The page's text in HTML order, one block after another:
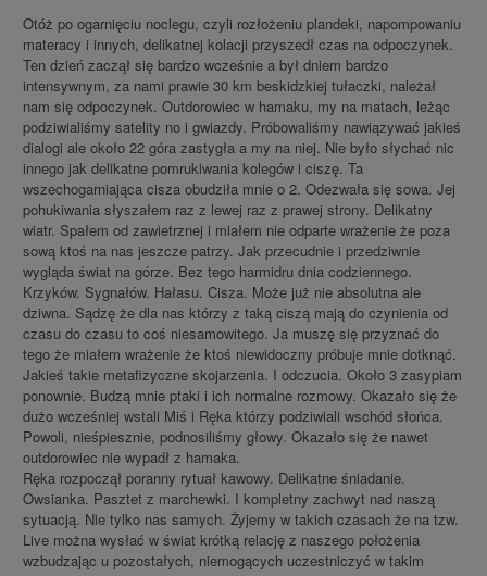
Otóż po ogarnięciu noclegu, czyli rozłożeniu plandeki, napompowaniu
materacy i innych, delikatnej kolacji przyszedł czas na odpoczynek.
Ten dzień zaczął się bardzo wcześnie a był dniem bardzo
intensywnym, za nami prawie 30 km beskidzkiej tułaczki, należał
nam się odpoczynek. Outdorowiec w hamaku, my na matach, leżąc
podziwialiśmy satelity no i gwiazdy. Próbowaliśmy nawiązywać jakieś
dialogi ale około 22 góra zastygła a my na niej. Nie było słychać nic
innego jak delikatne pomrukiwania kolegów i ciszę. Ta
wszechogarniająca cisza obudziła mnie o 2. Odezwała się sowa. Jej
pohukiwania słyszałem raz z lewej raz z prawej strony. Delikatny
wiatr. Spałem od zawietrznej i miałem nie odparte wrażenie że poza
sową ktoś na nas jeszcze patrzy. Jak przecudnie i przedziwnie
wygląda świat na górze. Bez tego harmidru dnia codziennego.
Krzyków. Sygnałów. Hałasu. Cisza. Może już nie absolutna ale
dziwna. Sądzę że dla nas którzy z taką ciszą mają do czynienia od
czasu do czasu to coś niesamowitego. Ja muszę się przyznać do
tego że miałem wrażenie że ktoś niewidoczny próbuje mnie dotknąć.
Jakieś takie metafizyczne skojarzenia. I odczucia. Około 3 zasypiam
ponownie. Budzą mnie ptaki i ich normalne rozmowy. Okazało się że
dużo wcześniej wstali Miś i Ręka którzy podziwiali wschód słońca.
Powoli, nieśpiesznie, podnosiliśmy głowy. Okazało się że nawet
outdorowiec nie wypadł z hamaka.
Ręka rozpoczął poranny rytuał kawowy. Delikatne śniadanie.
Owsianka. Pasztet z marchewki. I kompletny zachwyt nad naszą
sytuacją. Nie tylko nas samych. Żyjemy w takich czasach że na tzw.
Live można wysłać w świat krótką relację z naszego położenia
wzbudzając u pozostałych, niemogących uczestniczyć w takim